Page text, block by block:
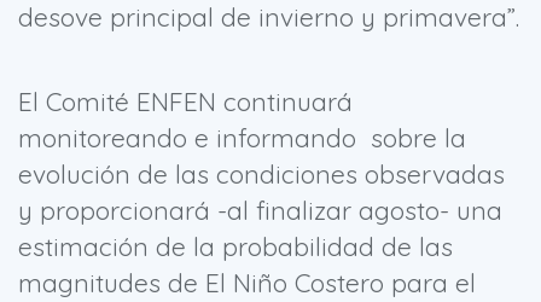
desove principal de invierno y primavera”.
El Comité ENFEN continuará
monitoreando e informando sobre la
evolución de las condiciones observadas
y proporcionará -al finalizar agosto- una
estimación de la probabilidad de las
magnitudes de El Niño Costero para el